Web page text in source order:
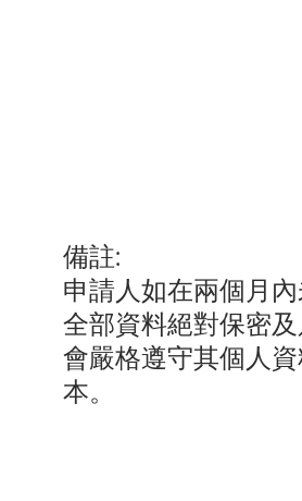
備註:
申請人如在兩個月
全部資料絕對保密
會嚴格遵守其個人
本。